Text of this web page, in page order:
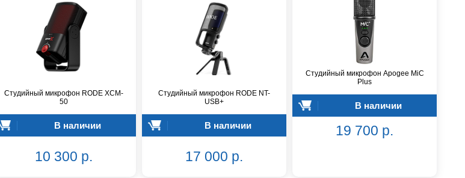
Студийный микрофон RODE XCM-
50
В наличии
10 300 р.
Студийный микрофон RODE NT-
USB+
В наличии
17 000 р.
Студийный микрофон Apogee MiC
Plus
В наличии
19 700 р.